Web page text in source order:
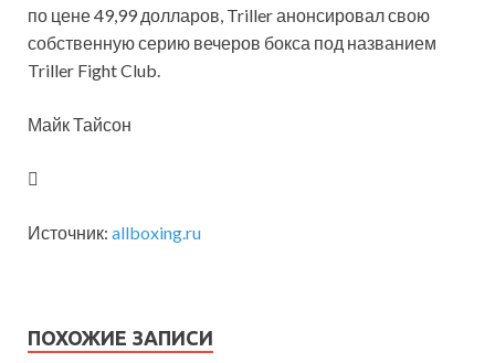
по цене 49,99 долларов, Triller анонсировал свою
собственную серию вечеров бокса под названием
Triller Fight Club.
Майк Тайсон
Источник: allboxing.ru
ПОХОЖИЕ ЗАПИСИ